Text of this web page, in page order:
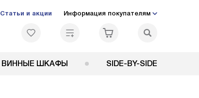
Статьи и акции Информация покупателям
ВИННЫЕ ШКАФЫ SIDE-BY-SIDE